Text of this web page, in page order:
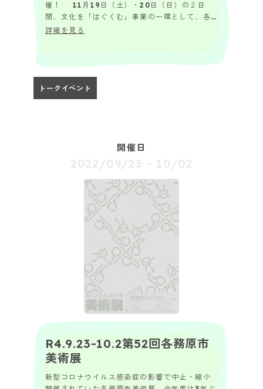
催！ 11月19日（土）・20日（日）の２日
間、文化を「はぐくむ」事業の一環として、各
務原市が持つ、歌舞伎舞台・国指定重要有形民
詳細を見る
トークイベント
開催日
R4.9.23-10.2第52回各務原市
美術展
新型コロナウイルス感染症の影響で中止・縮小